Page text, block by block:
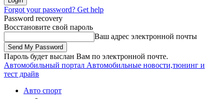
Forgot your password? Get help
Password recovery
Восстановите свой пароль
Ваш адрес электронной почты
Пароль будет выслан Вам по электронной почте.
Автомобильный портал Автомобильные новости,тюнинг и
тест драйв
Авто спорт